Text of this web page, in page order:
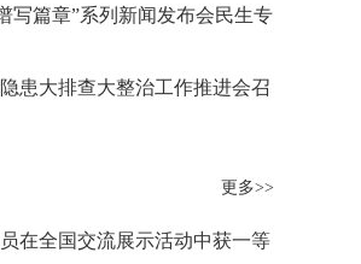
写篇章”系列新闻发布会民生专
患大排查大整治工作推进会召
更多>>
在全国交流展示活动中获一等